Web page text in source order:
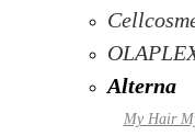
Alterna
My Hair